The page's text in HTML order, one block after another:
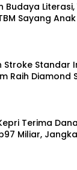
Budaya
Sayang Anak
Stroke Standar
Raih Diamond
Terima
Miliar,